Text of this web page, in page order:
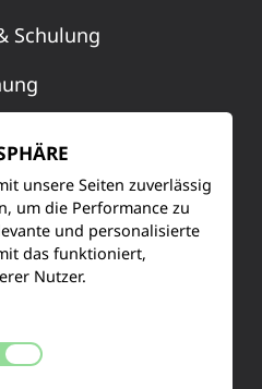
Schulung
2
2273-567 0
unsere Seiten zuverlässig
um die Performance zu
und personalisierte
das funktioniert,
Nutzer.